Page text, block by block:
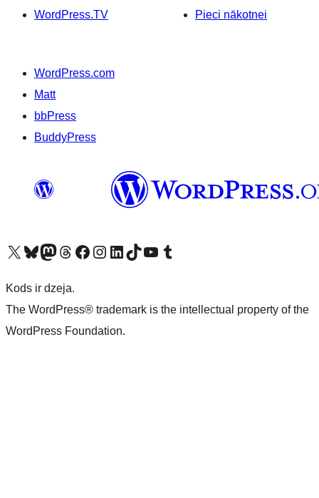
WordPress.TV
Pieci nākotnei
WordPress.com
Matt
bbPress
BuddyPress
Apmeklējiet mūsu X (agrāk Twitter) kontu
Apmeklējiet mūsu Bluesky kontu
Apmeklējiet mūsu Mastodon kontu
Apmeklējiet mūsu Threads kontu
Apmeklējiet mūsu Facebook lapuApmeklējiet mūsu Instagram kontu
Apmeklējiet mūsu LinkedIn kontu
Apmeklējiet mūsu TikTok kontu
Apmeklējiet mūsu YouTube kanālu
Apmeklējiet mūsu Tumblr kontu
Kods ir dzeja.
The WordPress® trademark is the intellectual property of the
WordPress Foundation.